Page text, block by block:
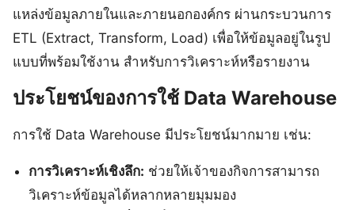
แหล่งข้อมูลภายในและภายนอกองค์กร ผ่านกระบวนการ
ETL (Extract, Transform, Load) เพื่อให้ข้อมูลอยู่ในรูป
แบบที่พร้อมใช้งาน สำหรับการวิเคราะห์หรือรายงาน
ประโยชน์ของการใช้ Data Warehouse
การใช้ Data Warehouse มีประโยชน์มากมาย เช่น:
การวิเคราะห์เชิงลึก: ช่วยให้เจ้าของกิจการสามารถ
วิเคราะห์ข้อมูลได้หลากหลายมุมมอง